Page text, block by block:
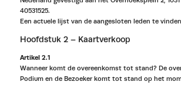
40531525.
Een actuele lijst van de aangesloten leden te
Hoofdstuk 2 – Kaartverkoop
Artikel 2.1
Wanneer komt de overeenkomst tot stand? De
Podium en de Bezoeker komt tot stand op het